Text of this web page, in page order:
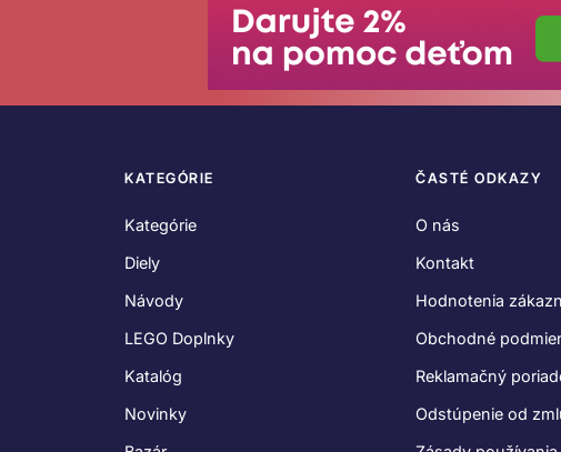
KATEGÓRIE
Kategórie
Diely
Návody
LEGO Doplnky
Katalóg
Novinky
ČASTÉ ODKAZY
O nás
Kontakt
Hodnotenia
Obchodné
Reklamačný
Odstúpenie od